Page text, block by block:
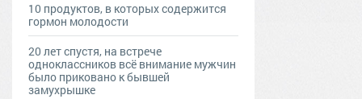
10 продуктов, в которых содержится
гормон молодости
20 лет спустя, на встрече
одноклассников всё внимание мужчин
было приковано к бывшей
замухрышке